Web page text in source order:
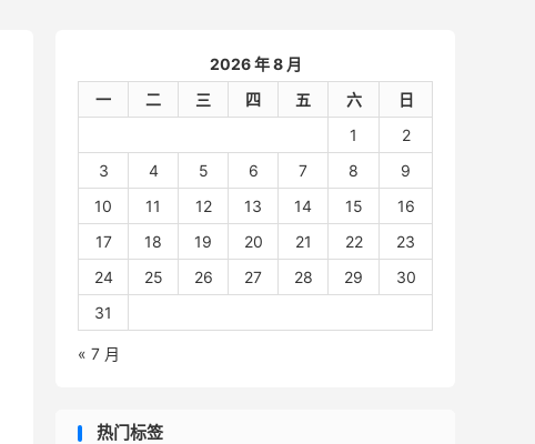
2026 年 8 月
一
二 三 四 五 六
日
1
2
3
4 5 6 7 8
9
10
11 12 13 14 15
16
17
18 19 20 21 22
23
24
25 26 27 28 29
30
31
« 7 月
热门标签